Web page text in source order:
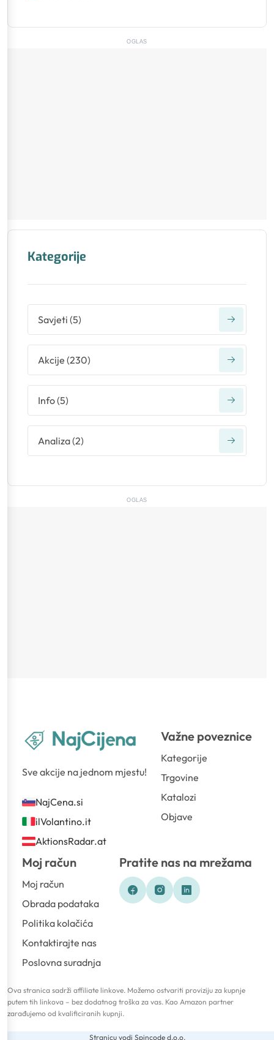
OGLAS
Kategorije
Savjeti (5)
Akcije (230)
Info(5)
Analiza(2)
OGLAS
Sve akcije na jednom mjestu!
NajCena.si
ilVolantino.it
AktionsRadar.at
Važne poveznice
Kategorije
Trgovine
Katalozi
Objave
Moj račun
Moj račun
Obrada podataka
Politika kolačića
Kontaktirajte nas
Poslovna suradnja
Pratite nas na mrežama
Ova stranica sadrži affiliate linkove. Možemo ostvariti proviziju za kupnje
putem tih linkova – bez dodatnog troška za vas. Kao Amazon partner
zarađujemo od kvalificiranih kupnji.
Stranicu vodi Spincode d.o.o.